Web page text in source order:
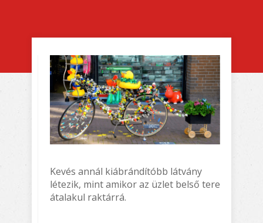
Kevés annál kiábrándítóbb látvány
létezik, mint amikor az üzlet belső tere
átalakul raktárrá.